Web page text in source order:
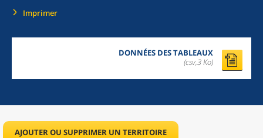
Imprimer
DONNÉES DES TABLEAUX
(csv,3 Ko)
AJOUTER OU SUPPRIMER UN TERRITOIRE